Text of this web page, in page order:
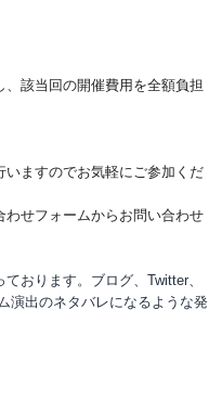
該当回の開催費用を全額負担
いますのでお気軽にご参加くだ
わせフォームからお問い合わせ
おります。ブログ、Twitter、
演出のネタバレになるような発